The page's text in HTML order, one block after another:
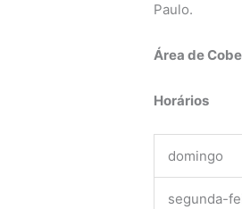
Paulo.
Área de
Horários
domingo
segunda-